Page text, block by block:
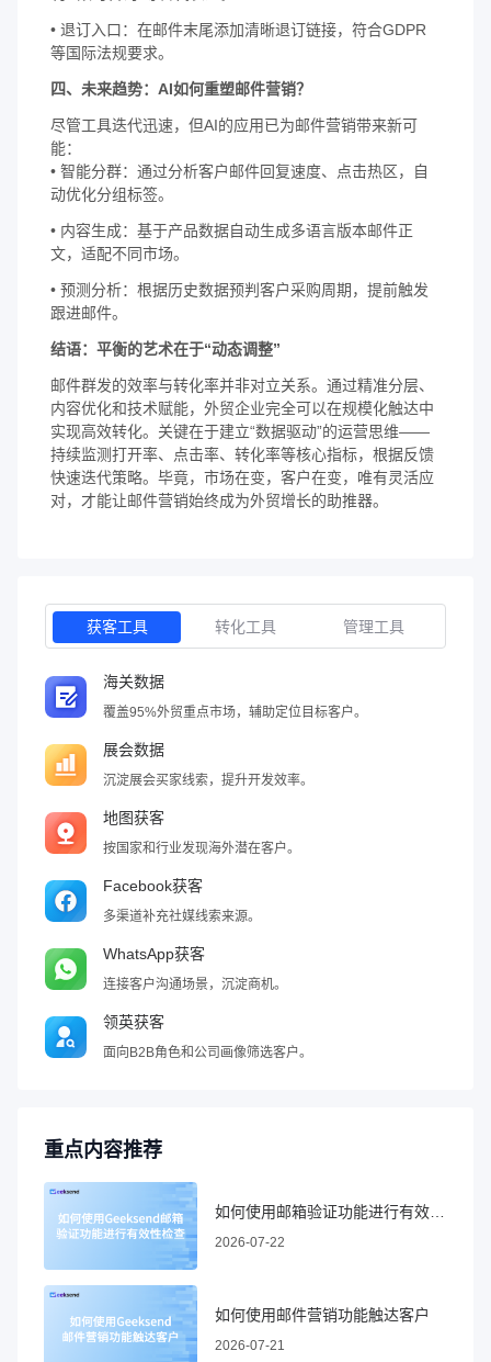
• 退订入口：在邮件末尾添加清晰退订链接，符合GDPR
等国际法规要求。
四、未来趋势：AI如何重塑邮件营销？
尽管工具迭代迅速，但AI的应用已为邮件营销带来新可
能：
• 智能分群：通过分析客户邮件回复速度、点击热区，自
动优化分组标签。
• 内容生成：基于产品数据自动生成多语言版本邮件正
文，适配不同市场。
• 预测分析：根据历史数据预判客户采购周期，提前触发
跟进邮件。
结语：平衡的艺术在于“动态调整”
邮件群发的效率与转化率并非对立关系。通过精准分层、
内容优化和技术赋能，外贸企业完全可以在规模化触达中
实现高效转化。关键在于建立“数据驱动”的运营思维——
持续监测打开率、点击率、转化率等核心指标，根据反馈
快速迭代策略。毕竟，市场在变，客户在变，唯有灵活应
对，才能让邮件营销始终成为外贸增长的助推器。
获客工具 转化工具 管理工具
海关数据
覆盖95%外贸重点市场，辅助定位目标客户。
展会数据
沉淀展会买家线索，提升开发效率。
地图获客
按国家和行业发现海外潜在客户。
Facebook获客
多渠道补充社媒线索来源。
WhatsApp获客
连接客户沟通场景，沉淀商机。
领英获客
面向B2B角色和公司画像筛选客户。
重点内容推荐
2026-07-22
如何使用邮件营销功能触达客户
2026-07-21